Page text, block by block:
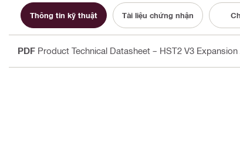
Thông tin kỹ thuật Tài liệu chứng nhận
PDF Product Technical Datasheet – HST2 V3